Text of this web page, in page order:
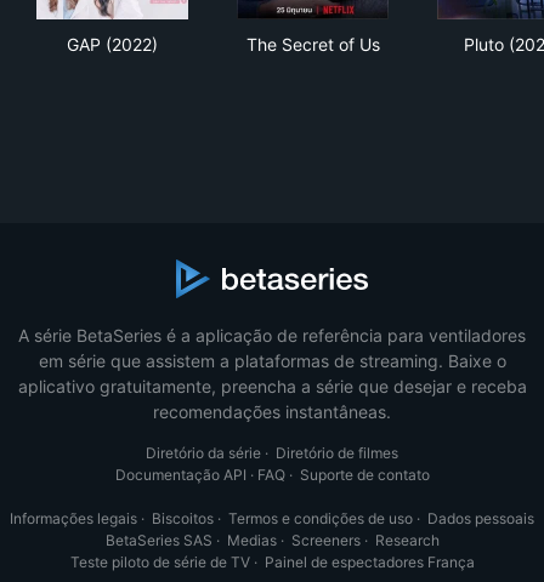
GAP (2022) The Secret of Us Pluto
A série BetaSeries é a aplicação de referência para ventiladores
em série que assistem a plataformas de streaming. Baixe o
aplicativo gratuitamente, preencha a série que desejar e receba
recomendações instantâneas.
Diretório da série · Diretório de filmes
Documentação API · FAQ· Suporte de contato
Informações legais · Biscoitos · Termos e condições de uso · Dados pessoais
BetaSeries SAS · Medias· Screeners· Research
Teste piloto de série de TV· Painel de espectadores França